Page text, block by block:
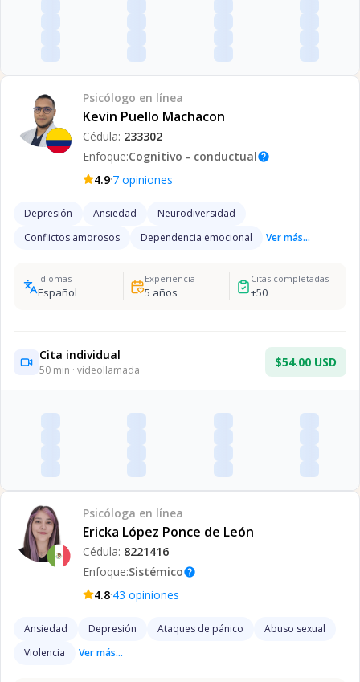
Psicólogo en línea
Kevin Puello Machacon
Cédula: 233302
Enfoque:Cognitivo - conductualhelp
4.9·7 opiniones
Depresión Ansiedad
Neurodiversidad
Conflictos amorosos
Dependencia emocional Ver más...
Idiomas
Español
Experiencia
5 años
Citas completadas
+50
Cita individual
50 min · videollamada
$54.00 USD
Psicóloga en línea
Ericka López Ponce de León
Cédula: 8221416
Enfoque:Sistémicohelp
4.8·43 opiniones
Ansiedad Depresión Ataques de pánico
Abuso sexual
Violencia
Ver más...